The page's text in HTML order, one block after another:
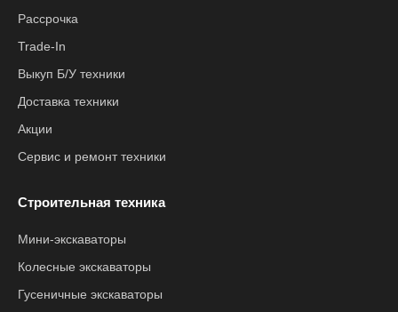
Рассрочка
Trade-In
Выкуп Б/У техники
Доставка техники
Акции
Сервис и ремонт техники
Строительная техника
Мини-экскаваторы
Колесные экскаваторы
Гусеничные экскаваторы